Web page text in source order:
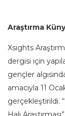
Araştırma
Xsights
dergisi için
gençler
amacıyla 11
gerçekleştirildi.